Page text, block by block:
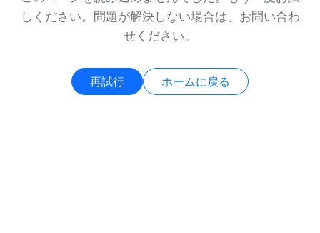
しください。問題が解決しない場合は、お問い合わ
せください。
再試行 ホームに戻る